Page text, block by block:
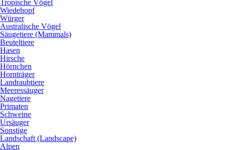
Tropische Vögel
Wiedehopf
Würger
Australische Vögel
Säugetiere (Mammals)
Beuteltiere
Hasen
Hirsche
Hörnchen
Hornträger
Landraubtiere
Meeressäuger
Nagetiere
Primaten
Schweine
Ursäuger
Sonstige
Landschaft (Landscape)
Alpen